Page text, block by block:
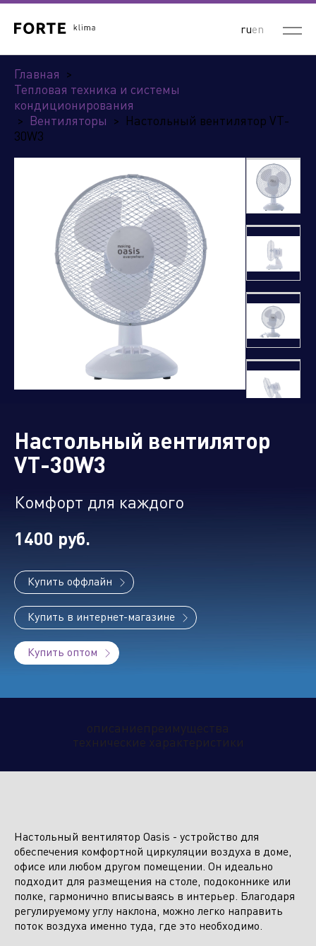
ruen
Управляющая компания
Алюминиевые,
панельные радиаторы
водоснабжения
и бытовая техника
Отправить заявку
Главная >
Тепловая техника и системы
кондиционирования
> Вентиляторы > Настольный вентилятор VT-
30W3
Настольный вентилятор
VT-30W3
Комфорт для каждого
1400 руб.
Купить оффлайн
Купить в интернет-магазине
Купить оптом
описание
преимущества
технические характеристики
Настольный вентилятор Oasis - устройство для
обеспечения комфортной циркуляции воздуха в доме,
офисе или любом другом помещении. Он идеально
подходит для размещения на столе, подоконнике или
полке, гармонично вписываясь в интерьер. Благодаря
регулируемому углу наклона, можно легко направить
поток воздуха именно туда, где это необходимо.